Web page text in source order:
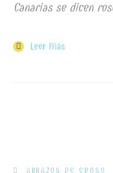
Canarias se dicen
Leer Más
ABRAZOS DE EDUSO